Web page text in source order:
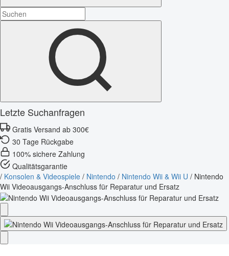
Letzte Suchanfragen
Gratis Versand ab 300€
30 Tage Rückgabe
100% sichere Zahlung
Qualitätsgarantie
/ Konsolen & Videospiele / Nintendo / Nintendo Wii & Wii U / Nintendo
Wii Videoausgangs-Anschluss für Reparatur und Ersatz